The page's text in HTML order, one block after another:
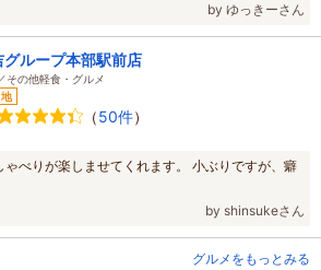
by ゆっきーさん
グループ本部駅前店
その他軽食・グルメ
（50件）
べりが楽しませてくれます。 小ぶりですが、癖
by shinsukeさん
グルメをもっとみる